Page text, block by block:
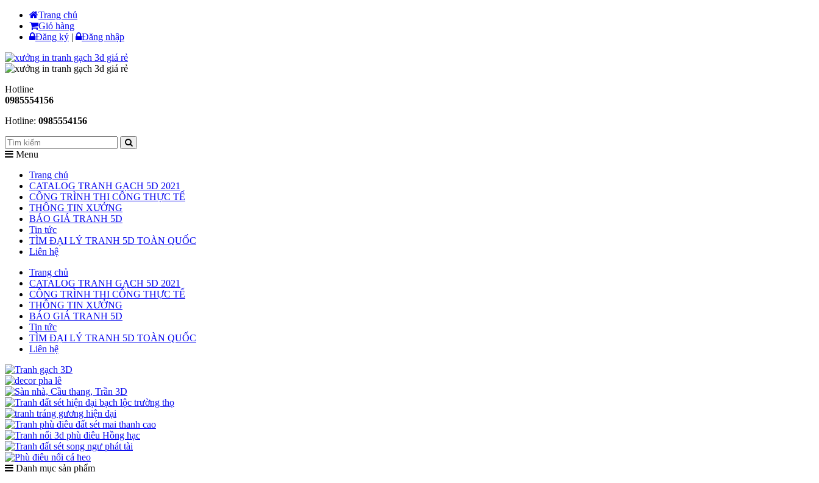
Trang chủ
Giỏ hàng
Đăng ký | Đăng nhập
Hotline
0985554156
Hotline: 0985554156
Menu
Trang chủ
CATALOG TRANH GẠCH 5D 2021
CÔNG TRÌNH THI CÔNG THỰC TẾ
THÔNG TIN XƯỞNG
BÁO GIÁ TRANH 5D
Tin tức
TÌM ĐẠI LÝ TRANH 5D TOÀN QUỐC
Liên hệ
Trang chủ
CATALOG TRANH GẠCH 5D 2021
CÔNG TRÌNH THI CÔNG THỰC TẾ
THÔNG TIN XƯỞNG
BÁO GIÁ TRANH 5D
Tin tức
TÌM ĐẠI LÝ TRANH 5D TOÀN QUỐC
Liên hệ
Danh mục sản phẩm